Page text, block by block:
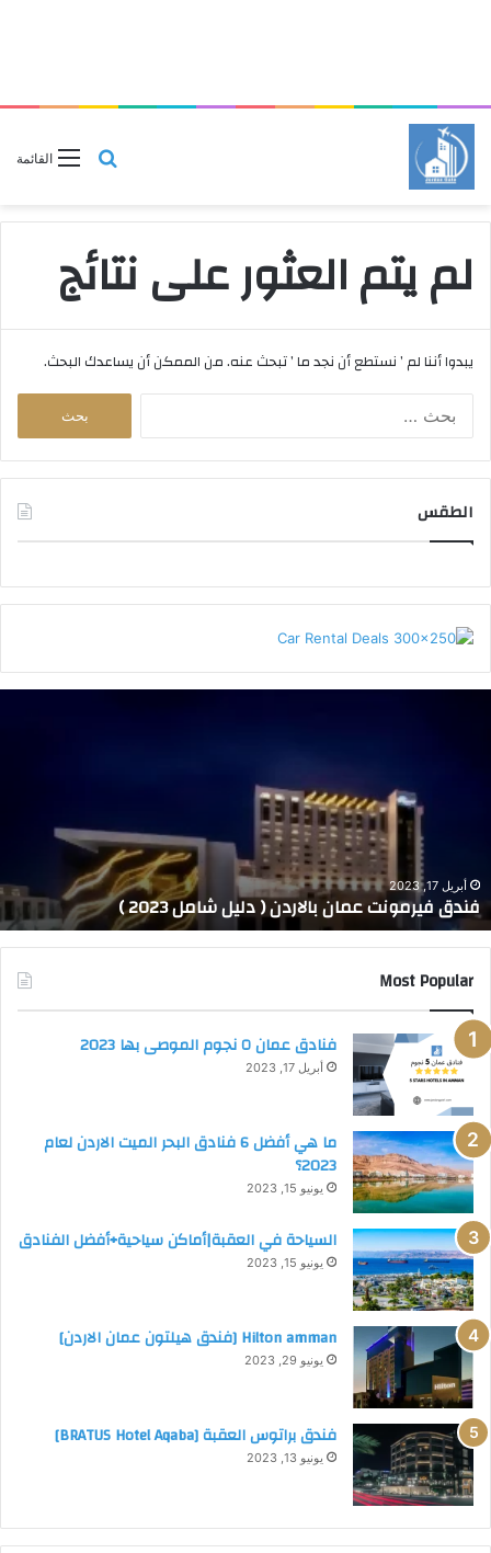
القائمة
بحث
لم يتم العثور على نتائج
يبدوا أننا لم ’ نستطع أن نجد ما ’ تبحث عنه. من الممكن أن يساعدك البحث.
ن
الطقس
ن
ت
ع
ن
ب
ر
د
ل
ش
ا
0
أبريل 17, 2023
فندق فيرمونت عمان بالاردن ( دليل شامل 2023 )
Most Popular
فنادق عمان ٥ نجوم الموصى بها 2023
أبريل 17, 2023
ما هي أفضل 6 فنادق البحر الميت الاردن لعام
2023؟
يونيو 15, 2023
السياحة في العقبة|أماكن سياحية+أفضل الفنادق
يونيو 15, 2023
Hilton amman [فندق هيلتون عمان الاردن]
يونيو 29, 2023
فندق براتوس العقبة [BRATUS Hotel Aqaba]
يونيو 13, 2023